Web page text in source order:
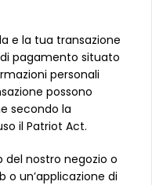
e la tua transazione
pagamento situato
personali
possono
secondo la
il Patriot Act.
del nostro negozio o
o un’applicazione di